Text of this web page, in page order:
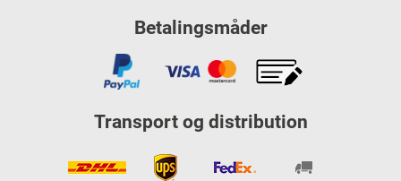
Betalingsmåder
Transport og distribution